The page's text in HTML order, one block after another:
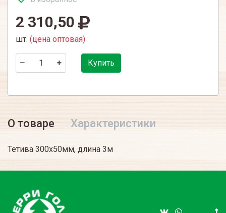
2 310,50
шт. (цена оптовая)
Купить
О товаре Характеристики
Тетива 300х50мм, длина 3м